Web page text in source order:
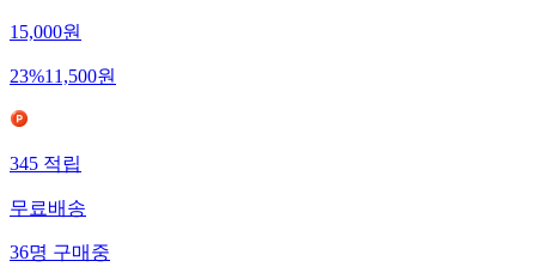
15,000원
23%11,500원
345 적립
무료배송
36명 구매중